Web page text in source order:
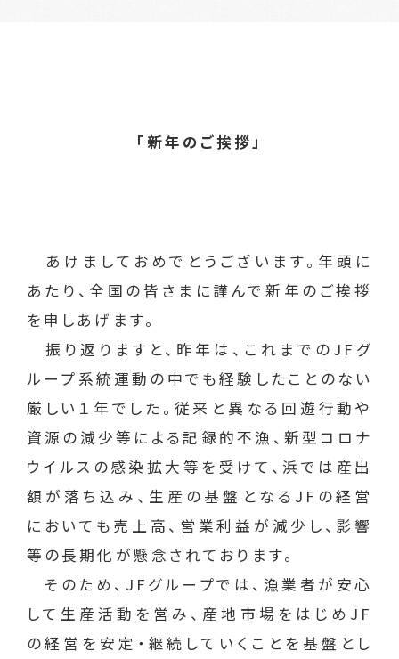
「新年のご挨拶」
あけましておめでとうございます。年頭に
あたり、全国の皆さまに謹んで新年のご挨拶
を申しあげます。
振り返りますと、昨年は、これまでのJFグ
ループ系統運動の中でも経験したことのない
厳しい１年でした。従来と異なる回遊行動や
資源の減少等による記録的不漁、新型コロナ
ウイルスの感染拡大等を受けて、浜では産出
額が落ち込み、生産の基盤となるJFの経営
においても売上高、営業利益が減少し、影響
等の長期化が懸念されております。
そのため、JFグループでは、漁業者が安心
して生産活動を営み、産地市場をはじめJF
の経営を安定・継続していくことを基盤とし